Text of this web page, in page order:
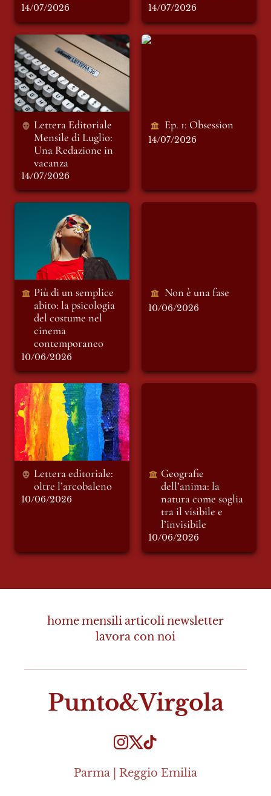
14/07/2026 14/07/2026
Lettera Editoriale
Mensile di Luglio:
Una Redazione in
vacanza
Lettera Editoriale
Mensile di Luglio:
Una Redazione in
vacanza
14/07/2026
Ep. 1: Obsession
Ep. 1: Obsession
14/07/2026
Più di un semplice
abito: la psicologia
del costume nel
cinema
contemporaneo
Più di un semplice
abito: la psicologia
del costume nel
cinema
contemporaneo
10/06/2026
Non è una fase
10/06/2026
Lettera editoriale:
oltre l’arcobaleno
Lettera editoriale:
oltre l’arcobaleno
10/06/2026
Geografie
dell’anima: la
natura come soglia
tra il visibile e
l’invisibile
10/06/2026
Punto&Virgola
homemensiliarticolinewsletter
lavora con noi
Parma | Reggio Emilia